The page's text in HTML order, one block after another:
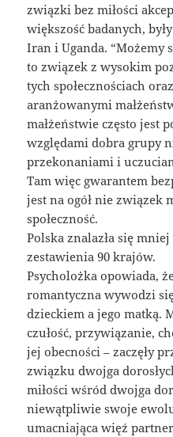
związki bez miłości
większość badanych,
Iran i Uganda. “Możemy
to związek z wysokim
tych społecznościach
aranżowanymi
małżeństwie często jest
względami dobra grupy
przekonaniami i
Tam więc gwarantem
jest na ogół nie związek
społeczność.
Polska znalazła się
zestawienia 90 krajów.
Psycholożka opowiada,
romantyczna wywodzi
dzieckiem a jego matką.
czułość, przywiązanie,
jej obecności – zaczęły
związku dwojga
miłości wśród dwojga
niewątpliwie swoje
umacniająca więź